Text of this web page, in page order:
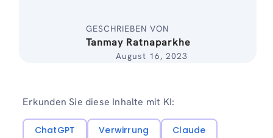
GESCHRIEBEN VON
Tanmay Ratnaparkhe
August 16, 2023
Erkunden Sie diese Inhalte mit KI:
ChatGPT Verwirrung
Claude